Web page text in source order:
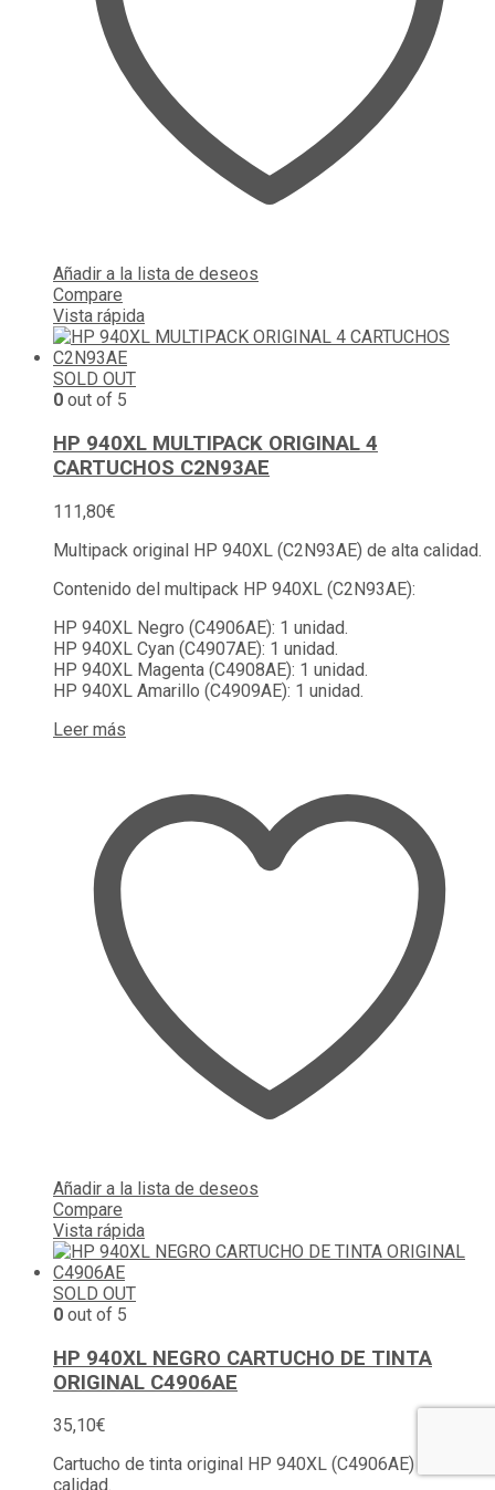
Añadir a la lista de deseos
Compare
Vista rápida
SOLD OUT
0 out of 5
HP 940XL MULTIPACK ORIGINAL 4
CARTUCHOS C2N93AE
111,80€
Multipack original HP 940XL (C2N93AE) de alta calidad.
Contenido del multipack HP 940XL (C2N93AE):
HP 940XL Negro (C4906AE): 1 unidad.
HP 940XL Cyan (C4907AE): 1 unidad.
HP 940XL Magenta (C4908AE): 1 unidad.
HP 940XL Amarillo (C4909AE): 1 unidad.
Leer más
Añadir a la lista de deseos
Compare
Vista rápida
SOLD OUT
0 out of 5
HP 940XL NEGRO CARTUCHO DE TINTA
ORIGINAL C4906AE
35,10€
Cartucho de tinta original HP 940XL (C4906AE) de alta
calidad.